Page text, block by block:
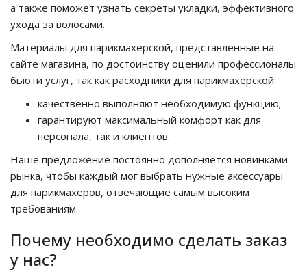
а также поможет узнать секреты укладки, эффективного
ухода за волосами.
Материалы для парикмахерской, представленные на
сайте магазина, по достоинству оценили профессионалы
бьюти услуг, так как расходники для парикмахерской:
качественно выполняют необходимую функцию;
гарантируют максимальный комфорт как для
персонала, так и клиентов.
Наше предложение постоянно дополняется новинками
рынка, чтобы каждый мог выбрать нужные аксессуары
для парикмахеров, отвечающие самым высоким
требованиям.
Почему необходимо сделать заказ
у нас?